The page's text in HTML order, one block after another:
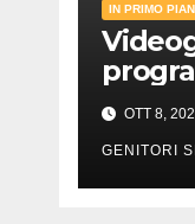
IN PRIMO
OTT 8,
GENITORI